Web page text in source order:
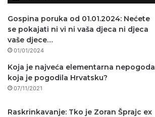
Gospina poruka od 01.01.2024: Nećete
se pokajati ni vi ni vaša djeca ni djeca
vaše djece…
01/01/2024
Koja je najveća elementarna nepogoda
koja je pogodila Hrvatsku?
07/11/2021
Raskrinkavanje: Tko je Zoran Šprajc ex